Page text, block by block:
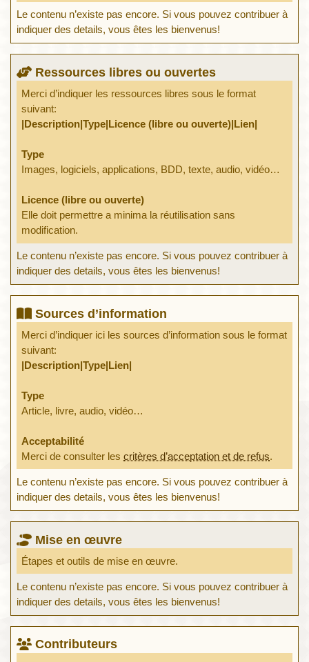
Le contenu n’existe pas encore. Si vous pouvez contribuer à
indiquer des details, vous êtes les bienvenus!
Ressources libres ou ouvertes
Merci d’indiquer les ressources libres sous le format
suivant:
|Description|Type|Licence (libre ou ouverte)|Lien|
Type
Images, logiciels, applications, BDD, texte, audio, vidéo…
Licence (libre ou ouverte)
Elle doit permettre a minima la réutilisation sans
modification.
Le contenu n’existe pas encore. Si vous pouvez contribuer à
indiquer des details, vous êtes les bienvenus!
Sources d’information
Merci d’indiquer ici les sources d’information sous le format
suivant:
|Description|Type|Lien|
Type
Article, livre, audio, vidéo…
Acceptabilité
Merci de consulter lescritères d’acceptation et de refus.
Le contenu n’existe pas encore. Si vous pouvez contribuer à
indiquer des details, vous êtes les bienvenus!
Mise en œuvre
Étapes et outils de mise en œuvre.
Le contenu n’existe pas encore. Si vous pouvez contribuer à
indiquer des details, vous êtes les bienvenus!
Contributeurs